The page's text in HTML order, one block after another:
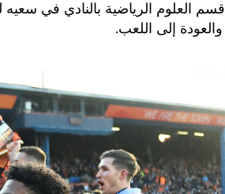
العلوم الرياضية بالنادي في سعيه
إلى اللعب.